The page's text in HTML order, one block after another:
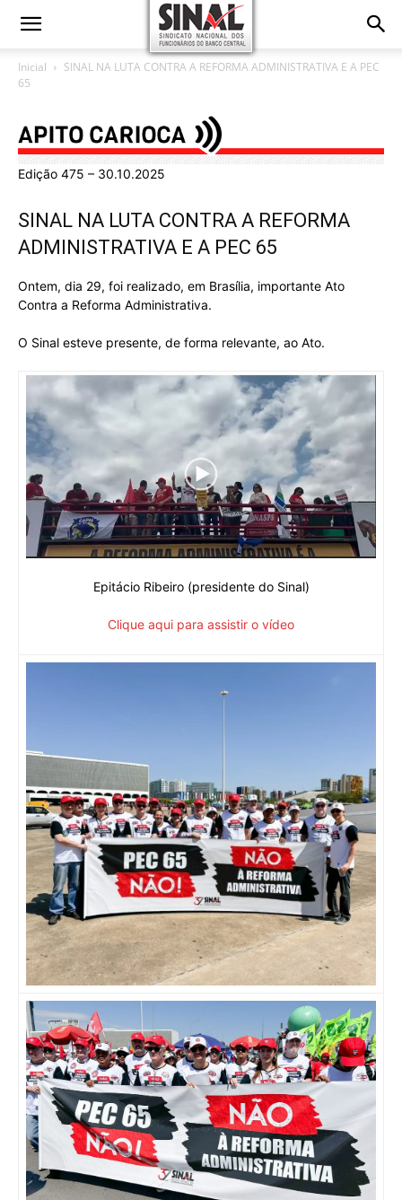
Inicial
SINAL NA LUTA CONTRA A REFORMA ADMINISTRATIVA E A PEC
65
Edição 475 – 30.10.2025
SINAL NA LUTA CONTRA A REFORMA
ADMINISTRATIVA E A PEC 65
Ontem, dia 29, foi realizado, em Brasília, importante Ato
Contra a Reforma Administrativa.
O Sinal esteve presente, de forma relevante, ao Ato.
Epitácio Ribeiro (presidente do Sinal)
Clique aqui para assistir o vídeo